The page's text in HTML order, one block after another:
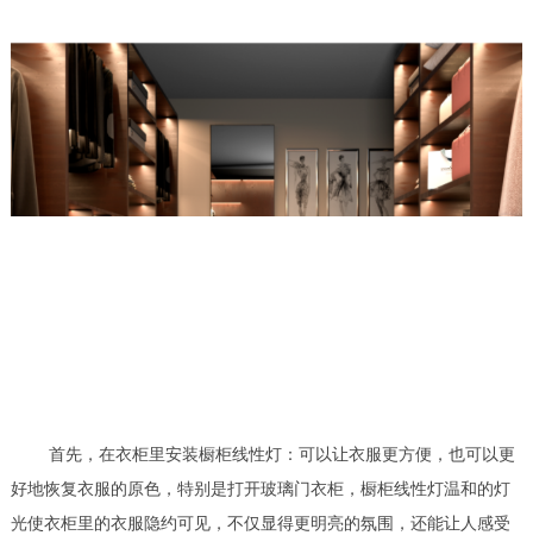
首先，在衣柜里安装橱柜线性灯：可以让衣服更方便，也可以更
好地恢复衣服的原色，特别是打开玻璃门衣柜，橱柜线性灯温和的灯
光使衣柜里的衣服隐约可见，不仅显得更明亮的氛围，还能让人感受